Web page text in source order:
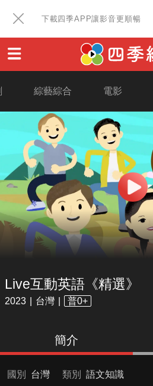
下載四季APP讓影音更順暢
綜藝綜合 電影
Live互動英語《精選》
2023 台灣 普0+
簡介
國別 台灣 類別 語文知識